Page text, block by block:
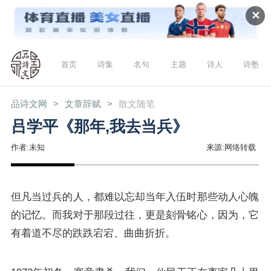
✕
首页 诗集 名句 主题 诗人 诗塾
品诗文网 文章辞赋 散文随笔
吕学平《那年,我去当兵》
作者:未知 来源:网络转载
但凡当过兵的人，都难以忘却当年入伍时那些动人心魄
的记忆。而我对于那段过往，更是刻骨铭心，因为，它
有着道不尽的跌跌宕宕、曲曲折折。